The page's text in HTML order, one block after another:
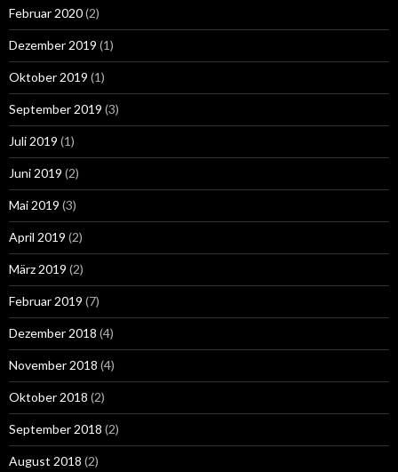
Februar 2020(2)
Dezember 2019 (1)
Oktober 2019 (1)
September 2019 (3)
Juli 2019 (1)
Juni 2019 (2)
Mai 2019 (3)
April 2019 (2)
März 2019 (2)
Februar 2019 (7)
Dezember 2018 (4)
November 2018 (4)
Oktober 2018 (2)
September 2018 (2)
August 2018 (2)